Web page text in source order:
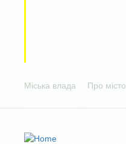
Міська влада Про місто